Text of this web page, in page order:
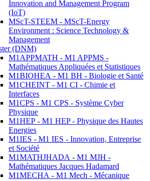
Innovation and Management Program
(IoT)
MScT-STEEM - MScT-Energy
Environment : Science Technology &
Management
(DNM)
M1APPMATH - M1 APPMS -
Mathématiques Appliquées et Statistiques
M1BIOHEA - M1 BH - Biologie et Santé
M1CHEINT - M1 CI - Chimie et
Interfaces
M1CPS - M1 CPS - Système Cyber
Physique
M1HEP - M1 HEP - Physique des Hautes
Energies
M1IES - M1 IES - Innovation, Entreprise
et Société
M1MATHJHADA - M1 MJH -
Mathématiques Jacques Hadamard
M1MECHA - M1 Mech - Mécanique